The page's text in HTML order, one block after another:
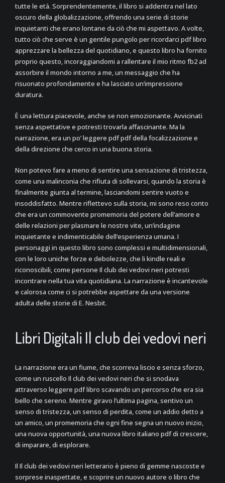
tutte le età. Sorprendentemente, il libro si addentra nel lato
oscuro della globalizzazione, offrendo una serie di storie
inquietanti che erano lontane da ciò che mi aspettavo. A volte,
tutto ciò che serve è un gentile pungolo per ricordarci pdf libro
apprezzare la bellezza del quotidiano, e questo libro ha fornito
proprio questo, incoraggiandomi a rallentare il mio ritmo fb2 ad
assorbire il mondo intorno a me, un messaggio che ha
risuonato profondamente e ha lasciato un’impressione
duratura.
È una lettura piacevole, anche se non emozionante. Avvicinati
senza aspettative e potresti trovarla affascinante. Ma la
narrazione, era un po’ leggere pdf pdf della focalizzazione e
della direzione che cerco in una buona storia.
Non potevo fare a meno di sentire una sensazione di tristezza,
come una malinconia che rifiuta di sollevarsi, quando la storia è
finalmente giunta al termine, lasciandomi sentire vuoto e
insoddisfatto. Mentre riflettevo sulla storia, mi sono reso conto
che era un commovente promemoria del potere dell’amore e
delle relazioni per plasmare le nostre vite, un’indagine
inquietante e indimenticabile dell’esperienza umana. I
personaggi in questo libro sono complessi e multidimensionali,
con le loro uniche forze e debolezze, che li kindle reali e
riconoscibili, come persone Il club dei vedovi neri potresti
incontrare nella tua vita quotidiana. La narrazione è incantevole
e calorosa come ci si potrebbe aspettare da una versione
adulta delle storie di E. Nesbit.
Libri Digitali Il club dei vedovi neri
La narrazione era un fiume, che scorreva liscio e senza sforzo,
come un ruscello Il club dei vedovi neri che si snodava
attraverso leggere pdf libro scavando un percorso che era sia
bello che sereno. Mentre giravo l’ultima pagina, sentivo un
senso di tristezza, un senso di perdita, come un addio detto a
un amico, un promemoria che ogni fine segna un nuovo inizio,
una nuova opportunità, una nuova libro italiano pdf di crescere,
di imparare, di esplorare.
Il Il club dei vedovi neri letterario è pieno di gemme nascoste e
sorprese inaspettate, e scoprire un nuovo autore o libro che